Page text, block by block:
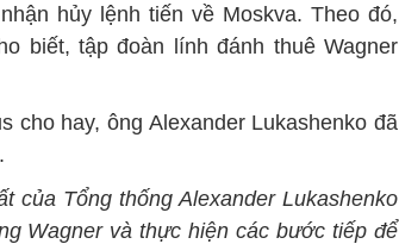
hủy lệnh tiến về Moskva. Theo đó,
biết, tập đoàn lính đánh thuê Wagner
cho hay, ông Alexander Lukashenko đã
của Tổng thống Alexander Lukashenko
Wagner và thực hiện các bước tiếp để